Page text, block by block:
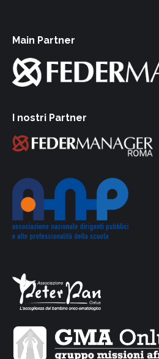
Main Partner
I nostri Partner